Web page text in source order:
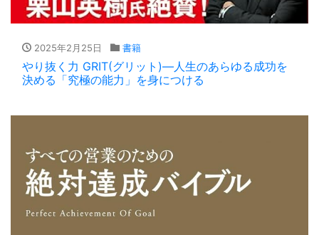
2025年2月25日 書籍
やり抜く力 GRIT(グリット)―人生のあらゆる成功を
決める「究極の能力」を身につける